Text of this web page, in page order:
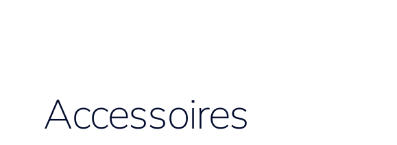
Accessoires